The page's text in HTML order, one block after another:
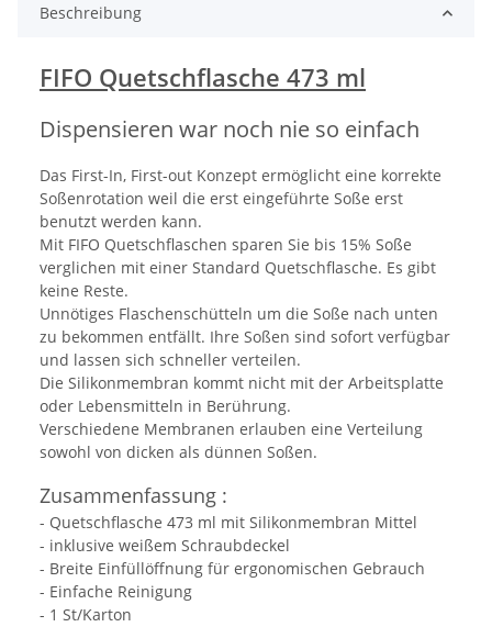
Beschreibung
FIFO Quetschflasche 473 ml
Dispensieren war noch nie so einfach
Das First-In, First-out Konzept ermöglicht eine korrekte
Soßenrotation weil die erst eingeführte Soße erst
benutzt werden kann.
Mit FIFO Quetschflaschen sparen Sie bis 15% Soße
verglichen mit einer Standard Quetschflasche. Es gibt
keine Reste.
Unnötiges Flaschenschütteln um die Soße nach unten
zu bekommen entfällt. Ihre Soßen sind sofort verfügbar
und lassen sich schneller verteilen.
Die Silikonmembran kommt nicht mit der Arbeitsplatte
oder Lebensmitteln in Berührung.
Verschiedene Membranen erlauben eine Verteilung
sowohl von dicken als dünnen Soßen.
Zusammenfassung :
- Quetschflasche 473 ml mit Silikonmembran Mittel
- inklusive weißem Schraubdeckel
- Breite Einfüllöffnung für ergonomischen Gebrauch
- Einfache Reinigung
- 1 St/Karton